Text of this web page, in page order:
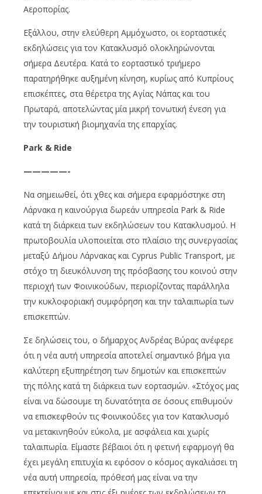
Αεροπορίας.
Εξάλλου, στην ελεύθερη Αμμόχωστο, οι εορταστικές
εκδηλώσεις για τον Κατακλυσμό ολοκληρώνονται
σήμερα Δευτέρα. Κατά το εορταστικό τριήμερο
παρατηρήθηκε αυξημένη κίνηση, κυρίως από Κυπρίους
επισκέπτες, στα θέρετρα της Αγίας Νάπας και του
Πρωταρά, αποτελώντας μία μικρή τονωτική ένεση για
την τουριστική βιομηχανία της επαρχίας.
Park & Ride
—————-
Να σημειωθεί, ότι χθες και σήμερα εφαρμόστηκε στη
Λάρνακα η καινούργια δωρεάν υπηρεσία Park & Ride
κατά τη διάρκεια των εκδηλώσεων του Κατακλυσμού. Η
πρωτοβουλία υλοποιείται στο πλαίσιο της συνεργασίας
μεταξύ Δήμου Λάρνακας και Cyprus Public Transport, με
στόχο τη διευκόλυνση της πρόσβασης του κοινού στην
περιοχή των Φοινικούδων, περιορίζοντας παράλληλα
την κυκλοφοριακή συμφόρηση και την ταλαιπωρία των
επισκεπτών.
Σε δηλώσεις του, ο δήμαρχος Ανδρέας Βύρας ανέφερε
ότι η νέα αυτή υπηρεσία αποτελεί σημαντικό βήμα για
καλύτερη εξυπηρέτηση των δημοτών και επισκεπτών
της πόλης κατά τη διάρκεια των εορτασμών. «Στόχος μας
είναι να δώσουμε τη δυνατότητα σε όσους επιθυμούν
να επισκεφθούν τις Φοινικούδες για τον Κατακλυσμό
να μετακινηθούν εύκολα, με ασφάλεια και χωρίς
ταλαιπωρία. Είμαστε βέβαιοι ότι η φετινή εφαρμογή θα
έχει μεγάλη επιτυχία κι εφόσον ο κόσμος αγκαλιάσει τη
νέα αυτή υπηρεσία, πρόθεσή μας είναι να την